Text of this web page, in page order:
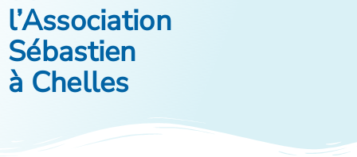
l’Association
Sébastien
à Chelles